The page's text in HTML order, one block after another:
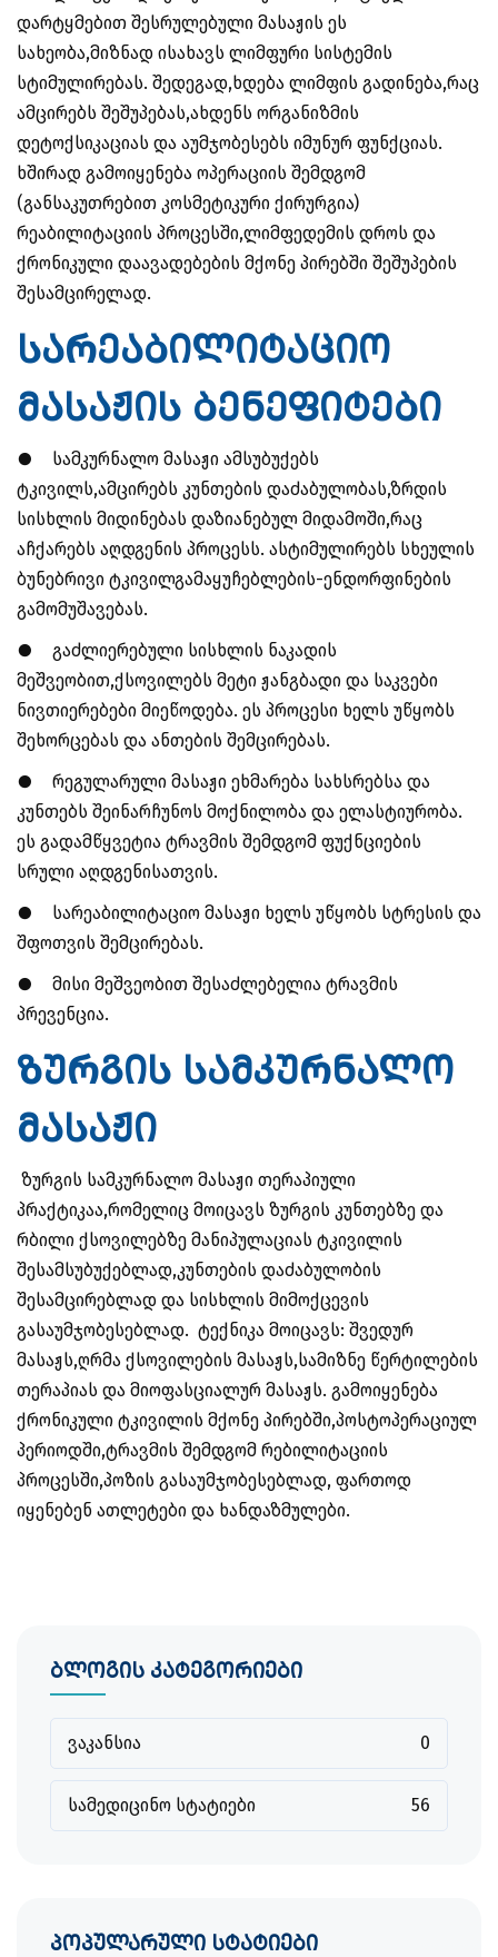
დარტყმებით შესრულებული მასაჟის ეს
სახეობა,მიზნად ისახავს ლიმფური სისტემის
სტიმულირებას. შედეგად,ხდება ლიმფის გადინება,რაც
ამცირებს შეშუპებას,ახდენს ორგანიზმის
დეტოქსიკაციას და აუმჯობესებს იმუნურ ფუნქციას.
ხშირად გამოიყენება ოპერაციის შემდგომ
(განსაკუთრებით კოსმეტიკური ქირურგია)
რეაბილიტაციის პროცესში,ლიმფედემის დროს და
ქრონიკული დაავადებების მქონე პირებში შეშუპების
შესამცირელად.
სარეაბილიტაციო
მასაჟის ბენეფიტები
●
სამკურნალო მასაჟი ამსუბუქებს
ტკივილს,ამცირებს კუნთების დაძაბულობას,ზრდის
სისხლის მიდინებას დაზიანებულ მიდამოში,რაც
აჩქარებს აღდგენის პროცესს. ასტიმულირებს სხეულის
ბუნებრივი ტკივილგამაყუჩებლების-ენდორფინების
გამომუშავებას.
●
გაძლიერებული სისხლის ნაკადის
მეშვეობით,ქსოვილებს მეტი ჟანგბადი და საკვები
ნივთიერებები მიეწოდება. ეს პროცესი ხელს უწყობს
შეხორცებას და ანთების შემცირებას.
●
რეგულარული მასაჟი ეხმარება სახსრებსა და
კუნთებს შეინარჩუნოს მოქნილობა და ელასტიურობა.
ეს გადამწყვეტია ტრავმის შემდგომ ფუქნციების
სრული აღდგენისათვის.
●
სარეაბილიტაციო მასაჟი ხელს უწყობს სტრესის და
შფოთვის შემცირებას.
●
მისი მეშვეობით შესაძლებელია ტრავმის
პრევენცია.
ზურგის სამკურნალო
მასაჟი
ზურგის სამკურნალო მასაჟი თერაპიული
პრაქტიკაა,რომელიც მოიცავს ზურგის კუნთებზე და
რბილი ქსოვილებზე მანიპულაციას ტკივილის
შესამსუბუქებლად,კუნთების დაძაბულობის
შესამცირებლად და სისხლის მიმოქცევის
გასაუმჯობესებლად. ტექნიკა მოიცავს: შვედურ
მასაჟს,ღრმა ქსოვილების მასაჟს,სამიზნე წერტილების
თერაპიას და მიოფასციალურ მასაჟს. გამოიყენება
ქრონიკული ტკივილის მქონე პირებში,პოსტოპერაციულ
პერიოდში,ტრავმის შემდგომ რებილიტაციის
პროცესში,პოზის გასაუმჯობესებლად, ფართოდ
იყენებენ ათლეტები და ხანდაზმულები.
ბლოგის კატეგორიები
ვაკანსია 0
სამედიცინო სტატიები 56
პოპულარული სტატიები